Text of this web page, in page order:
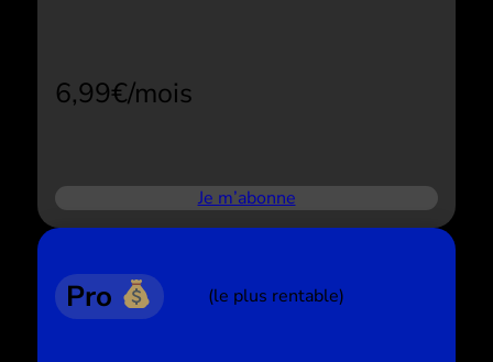
6,99€/mois
Je m’abonne
Pro (le plus rentable)